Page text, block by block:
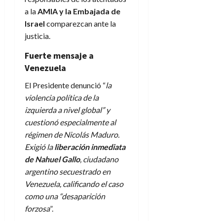
a laAMIA y la Embajada de
Israel comparezcan ante la
justicia.
Fuerte mensaje a
Venezuela
El Presidente denunció “la
violencia política de la
izquierda a nivel global” y
cuestionó especialmente al
régimen de Nicolás Maduro.
Exigió laliberación inmediata
de Nahuel Gallo, ciudadano
argentino secuestrado en
Venezuela, calificando el caso
como una “desaparición
forzosa”.